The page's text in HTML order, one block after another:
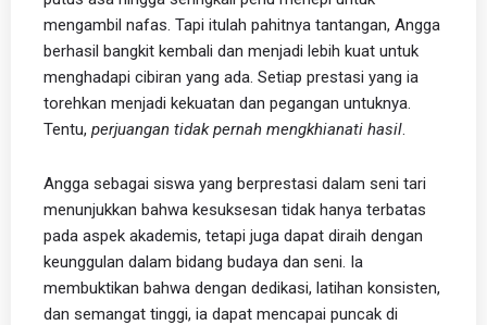
mengambil nafas. Tapi itulah pahitnya tantangan, Angga
berhasil bangkit kembali dan menjadi lebih kuat untuk
menghadapi cibiran yang ada. Setiap prestasi yang ia
torehkan menjadi kekuatan dan pegangan untuknya.
Tentu, perjuangan tidak pernah mengkhianati hasil.
Angga sebagai siswa yang berprestasi dalam seni tari
menunjukkan bahwa kesuksesan tidak hanya terbatas
pada aspek akademis, tetapi juga dapat diraih dengan
keunggulan dalam bidang budaya dan seni. Ia
membuktikan bahwa dengan dedikasi, latihan konsisten,
dan semangat tinggi, ia dapat mencapai puncak di